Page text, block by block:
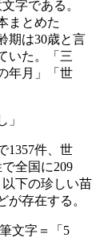
字である。
まとめた
期は30歳と言
いた。「三
年月」「世
1357件、世
全国に209
下の珍しい苗
存在する。
文字＝「5